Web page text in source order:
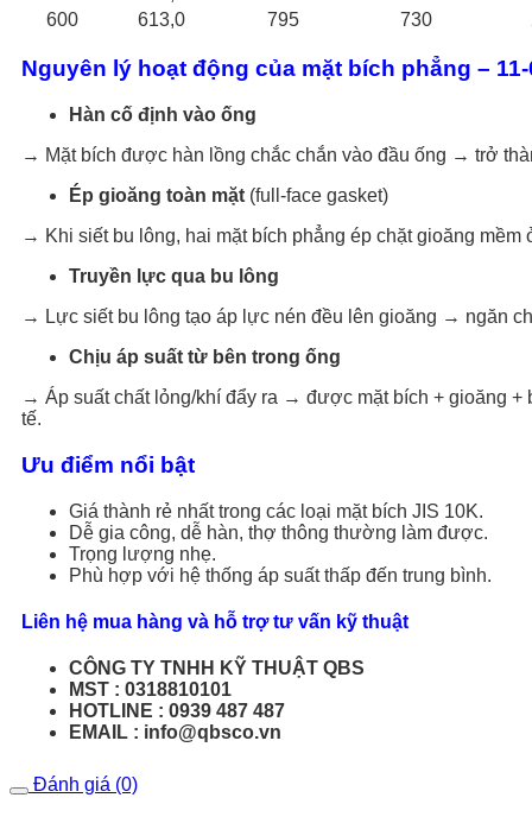
600
613,0 795 730
Nguyên lý hoạt động của mặt bích phẳng –
Hàn cố định vào ống
→ Mặt bích được hàn lồng chắc chắn vào đầu ống → trở
Ép gioăng toàn mặt (full-face gasket)
→ Khi siết bu lông, hai mặt bích phẳng ép chặt gioăng
Truyền lực qua bu lông
→ Lực siết bu lông tạo áp lực nén đều lên gioăng → ngăn
Chịu áp suất từ bên trong ống
→ Áp suất chất lỏng/khí đẩy ra → được mặt bích + gioăng
tế.
Ưu điểm nổi bật
Giá thành rẻ nhất trong các loại mặt bích JIS 10K.
Dễ gia công, dễ hàn, thợ thông thường làm được.
Trọng lượng nhẹ.
Phù hợp với hệ thống áp suất thấp đến trung bình.
Liên hệ mua hàng và hỗ trợ tư vấn kỹ thuật
CÔNG TY TNHH KỸ THUẬT QBS
MST : 0318810101
HOTLINE : 0939 487 487
EMAIL : info@qbsco.vn
Đánh giá (0)